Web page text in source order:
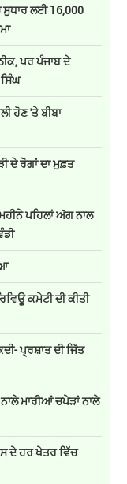
ਸੁਧਾਰ ਲਈ 16,000
ਪਰ ਪੰਜਾਬ ਦੇ
ਹੋਣ 'ਤੇ ਬੀਬਾ
ਦੇ ਰੋਗਾਂ ਦਾ ਮੁਫ਼ਤ
ਪਹਿਲਾਂ ਅੱਗ ਨਾਲ
ਕਮੇਟੀ ਦੀ ਕੀਤੀ
ਪ੍ਰਸ਼ਾਤ ਦੀ ਜਿੱਤ
ਮਾਰੀਆਂ ਚਪੇੜਾਂ ਨਾਲੇ
ਦੇ ਹਰ ਖੇਤਰ ਵਿੱਚ